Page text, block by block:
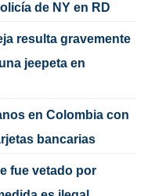
de NY en RD
resulta gravemente
jeepeta en
en Colombia con
bancarias
fue vetado por